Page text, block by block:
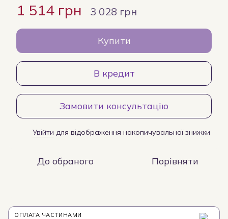
1 514 грн 3 028 грн
Купити
В кредит
Замовити консультацію
Увійти для відображення накопичувальної знижки
До обраного Порівняти
ОПЛАТА ЧАСТИНАМИ